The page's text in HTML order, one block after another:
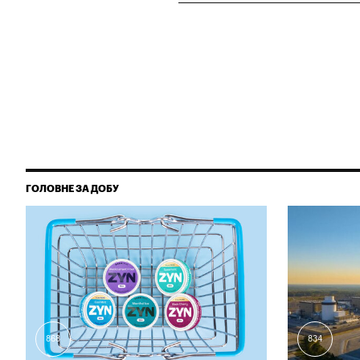
ГОЛОВНЕ ЗА ДОБУ
868 834